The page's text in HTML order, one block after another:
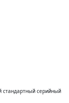
стандартный серийный